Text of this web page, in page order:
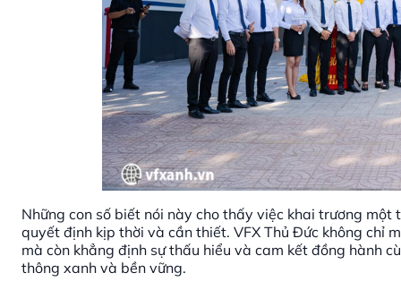
Những con số biết nói này cho thấy việc khai trương
quyết định kịp thời và cần thiết. VFX Thủ Đức không chỉ
mà còn khẳng định sự thấu hiểu và cam kết đồng hành
thông xanh và bền vững.